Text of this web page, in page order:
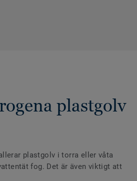
plastgolv
plastgolv i torra eller våta
fog. Det är även viktigt att